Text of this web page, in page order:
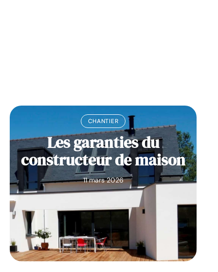
CHANTIER
Les garanties du
constructeur de maison
11 mars 2026